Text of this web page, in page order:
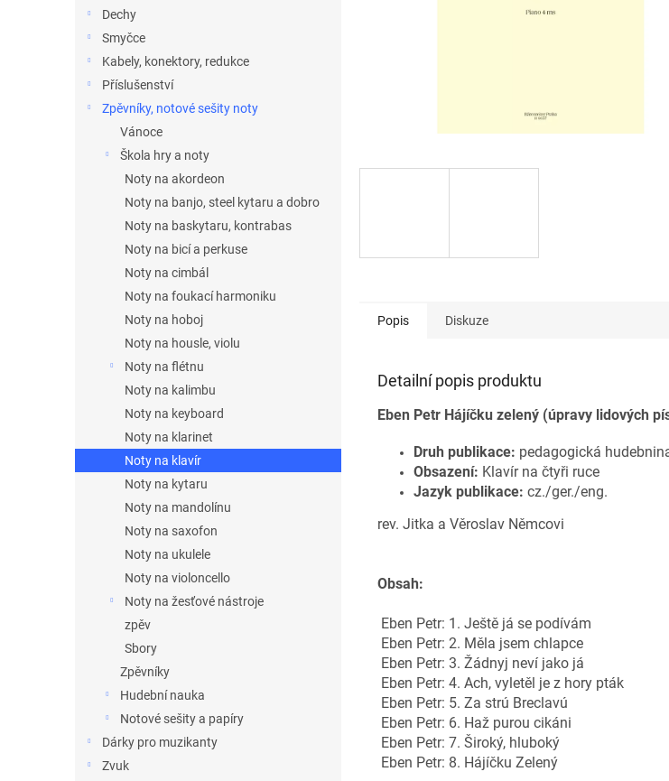
Dechy
Smyčce
Kabely, konektory, redukce
Příslušenství
Zpěvníky, notové sešity noty
Vánoce
Škola hry a noty
Noty na akordeon
Noty na banjo, steel kytaru a dobro
Noty na baskytaru, kontrabas
Noty na bicí a perkuse
Noty na cimbál
Noty na foukací harmoniku
Noty na hoboj
Noty na housle, violu
Noty na flétnu
Noty na kalimbu
Noty na keyboard
Noty na klarinet
Noty na klavír
Noty na kytaru
Noty na mandolínu
Noty na saxofon
Noty na ukulele
Noty na violoncello
Noty na žesťové nástroje
zpěv
Sbory
Zpěvníky
Hudební nauka
Notové sešity a papíry
Dárky pro muzikanty
Zvuk
Popis Diskuze
Detailní popis produktu
Eben Petr Hájíčku zelený (úpravy lidových
Druh publikace: pedagogická
Obsazení: Klavír na čtyři ruce
Jazyk publikace: cz./ger./eng.
rev. Jitka a Věroslav Němcovi
Obsah:
Eben Petr: 1. Ještě já se podívám
Eben Petr: 2. Měla jsem chlapce
Eben Petr: 3. Žádnyj neví jako já
Eben Petr: 4. Ach, vyletěl je z hory pták
Eben Petr: 5. Za strú Breclavú
Eben Petr: 6. Haž purou cikáni
Eben Petr: 7. Široký, hluboký
Eben Petr: 8. Hájíčku Zelený